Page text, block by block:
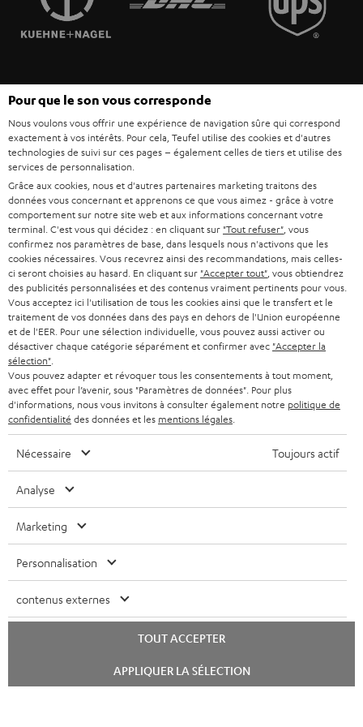
ULTIMA
FANSHOP
NOUVEAUTÉS
MANAGEMENT
VALEURS
ACCESSIBILITÉ
POLOGNE
ITALIE
USA
AUTRES PAYS
erreurs. Les accessoires figurant sur l’image ne font pas partie du contenu de
livraison. D’éventuels frais d’élimination des batteries sont inclus dans le prix.
©2026 Lautsprecher Teufel GmbH - Tous droits réservés.
Mentions légales
Politique de confidentialité
Paramètres de confidentialité
EU Data Act renoncer au contrat ici
chat
Pour que le son vous corresponde
Nous voulons vous offrir une expérience de navigation sûre qui correspond
exactement à vos intérêts. Pour cela, Teufel utilise des cookies et d'autres
technologies de suivi sur ces pages – également celles de tiers et utilise des
services de personnalisation.
Grâce aux cookies, nous et d'autres partenaires marketing traitons des
données vous concernant et apprenons ce que vous aimez - grâce à votre
comportement sur notre site web et aux informations concernant votre
terminal. C'est vous qui décidez : en cliquant sur "Tout refuser" , vous
confirmez nos paramètres de base, dans lesquels nous n'activons que les
cookies nécessaires. Vous recevrez ainsi des recommandations, mais celles-
ci seront choisies au hasard. En cliquant sur "Accepter tout" , vous obtiendrez
des publicités personnalisées et des contenus vraiment pertinents pour vous.
Vous acceptez ici l'utilisation de tous les cookies ainsi que le transfert et le
traitement de vos données dans des pays en dehors de l'Union européenne
et de l'EER. Pour une sélection individuelle, vous pouvez aussi activer ou
désactiver chaque catégorie séparément et confirmer avec "Accepter la
sélection"
Vous pouvez adapter et révoquer tous les consentements à tout moment,
avec effet pour l’avenir, sous "Paramètres de données". Pour plus
d'informations, nous vous invitons à consulter également notre politique de
confidentialité des données et les mentions légales
Nécessaire Toujours actif
Analyse
Marketing
Personnalisation
contenus externes
TOUT ACCEPTER
APPLIQUER LA SÉLECTION